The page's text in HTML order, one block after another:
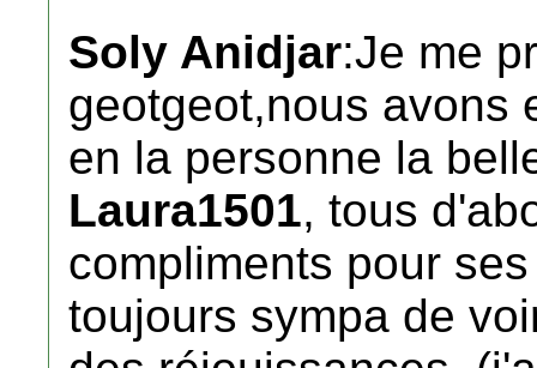
Soly Anidjar:Je me
geotgeot,nous avons
en la personne la
Laura1501, tous
compliments pour
toujours sympa de